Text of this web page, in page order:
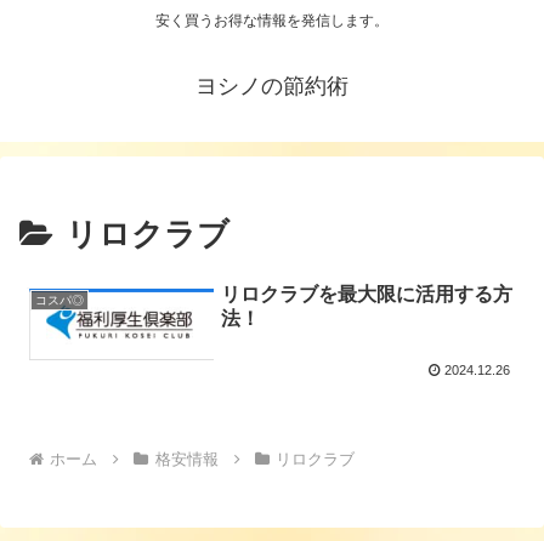
安く買うお得な情報を発信します。
ヨシノの節約術
リロクラブ
コスパ◎
リロクラブを最大限に活用する方
法！
2024.12.26
ホーム 格安情報 リロクラブ